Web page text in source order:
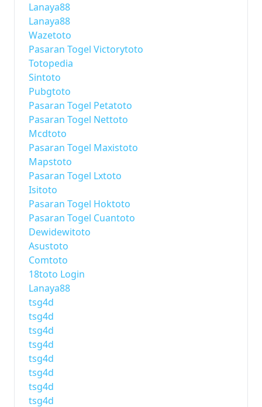
Lanaya88
Lanaya88
Wazetoto
Pasaran Togel Victorytoto
Totopedia
Sintoto
Pubgtoto
Pasaran Togel Petatoto
Pasaran Togel Nettoto
Mcdtoto
Pasaran Togel Maxistoto
Mapstoto
Pasaran Togel Lxtoto
Isitoto
Pasaran Togel Hoktoto
Pasaran Togel Cuantoto
Dewidewitoto
Asustoto
Comtoto
18toto Login
Lanaya88
tsg4d
tsg4d
tsg4d
tsg4d
tsg4d
tsg4d
tsg4d
tsg4d